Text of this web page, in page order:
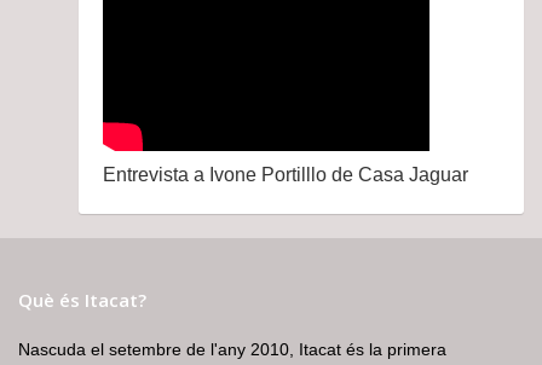
Entrevista a Ivone Portilllo de Casa Jaguar
Què és Itacat?
Nascuda el setembre de l'any 2010, Itacat és la primera